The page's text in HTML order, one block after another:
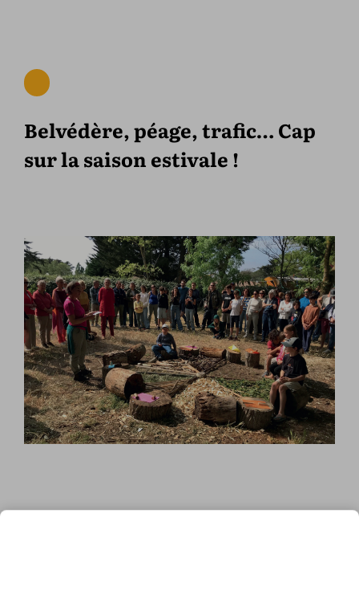
Belvédère, péage, trafic… Cap
sur la saison estivale !